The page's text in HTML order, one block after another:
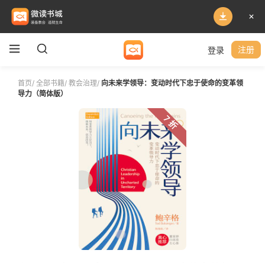
登录 注册
首页/ 全部书籍/ 教会治理/ 向未来学领导：变动时代下忠于使命的变革领
导力（简体版）
7 折